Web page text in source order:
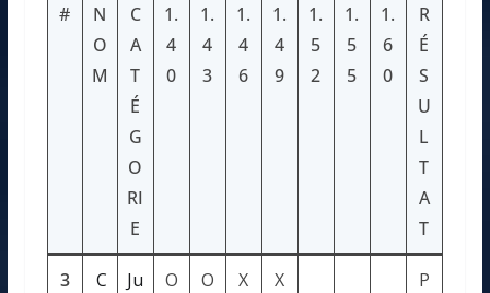
#
N
O
M
C
A
T
É
G
O
RI
E
1.
4
0
1.
4
3
1.
4
6
1.
4
9
1.
5
2
1.
5
5
1.
6
0
R
É
S
U
L
T
A
T
3
C
Ju
O O
X
X
P